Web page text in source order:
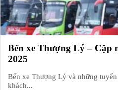
Bến xe Thượng Lý – Cập
2025
Bến xe Thượng Lý và những
khách...